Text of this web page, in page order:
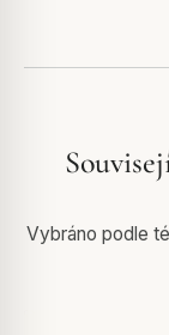
Vybráno podle